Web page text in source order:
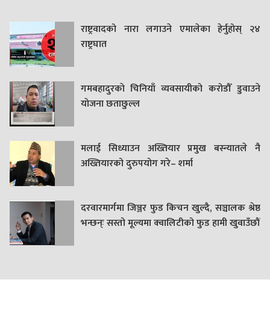
राष्ट्रवादको नारा लगाउने एमालेका हेर्नुहोस् २४
राष्ट्रघात
गमबहादुरकाे चिनियाँ व्यवसायीको करोडौँ डुवाउने
याेजना छताछुल्ल
मलाई सिध्याउन अख्तियार प्रमुख बस्न्यातले नै
अख्तियारको दुरुपयोग गरे– शर्मा
दरवारमार्गमा जिञ्जर फुड किचन खुल्दै, सञ्चालक श्रेष्ठ
भन्छन्ः सस्तो मूल्यमा क्वालिटीको फुड हामी खुवाउँछौं